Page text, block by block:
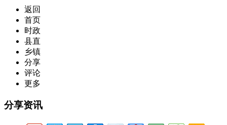
返回
首页
时政
县直
乡镇
分享
评论
更多
分享资讯